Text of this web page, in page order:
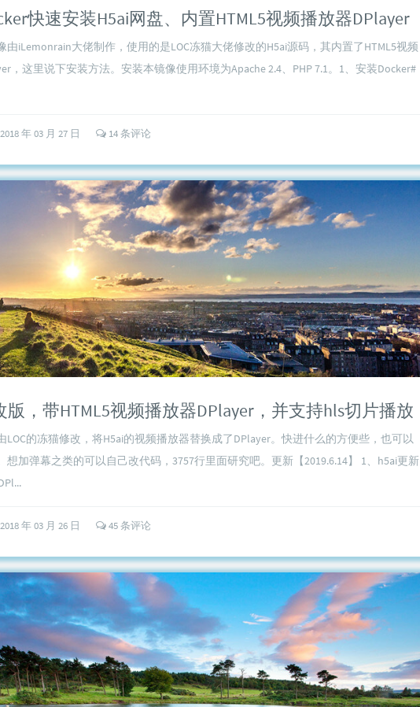
快速安装H5ai网盘、内置HTML5视频播放器DPlayer
由iLemonrain大佬制作，使用的是LOC冻猫大佬修改的H5ai源码，其内置了HTML5视频
，这里说下安装方法。安装本镜像使用环境为Apache 2.4、PHP 7.1。1、安装Docker#
2018 年 03 月 27 日 14 条评论
版，带HTML5视频播放器DPlayer，并支持hls切片播放
LOC的冻猫修改，将H5ai的视频播放器替换成了DPlayer。快进什么的方便些，也可以
想加弹幕之类的可以自己改代码，3757行里面研究吧。更新【2019.6.14】 1、h5ai更新
2018 年 03 月 26 日 45 条评论